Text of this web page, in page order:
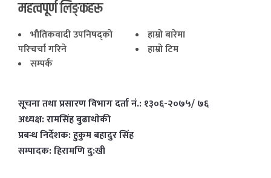
महत्वपूर्ण लिङ्कहरू
भाैतिकवादी उपनिषद्काे
परिचर्चा गरिने
हाम्राे बारेमा
हाम्राे टिम
सम्पर्क
सूचना तथा प्रसारण विभाग दर्ता नं.: १३०६-२०७५/ ७६
अध्यक्ष: रामसिंह बुढाथाेकी
प्रबन्ध निर्देशक: हुकुम बहादुर सिंह
सम्पादक: हिरामणि दु:खी